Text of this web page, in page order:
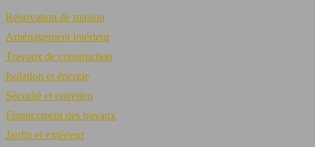
Rénovation de maison
Aménagement intérieur
Travaux de construction
Isolation et énergie
Sécurité et entretien
Financement des travaux
Jardin et extérieur